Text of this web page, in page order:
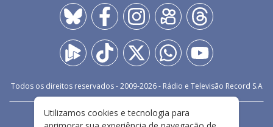
Todos os direitos reservados - 2009-2026- Rádio e Televisão Record S.A
FALE CONOSCO PRIVACIDADE
Utilizamos cookies e tecnologia para